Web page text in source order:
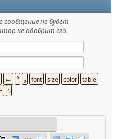
не будет
не одобрит его.